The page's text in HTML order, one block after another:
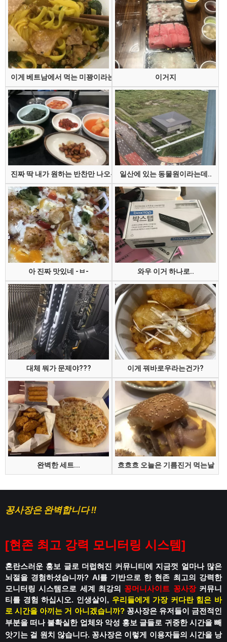
이게 베트남에서 먹는 미꽝이라는 건데 이거지
진짜 딱 내가 원하는 반찬만 나오는 집일산에 있는 동물원이라는데..
아 진짜 맛있네 -ㅂ- 와우 이거 하나로..
대체 뭐가 문제야??? 이게 꿔바로우라는건가?
완벽한 세트... 흐흐흐 오늘은 기름진거 먹는날
꽁사장은 완벽합니다 !!
[현존 최고 강력 모니터링 시스템]
혼란스러운 홍보 글로 더럽혀진 커뮤니티에 지금껏 얼마나 많은
뇌절을 경험하셨습니까? AI를 기반으로 한 현존 최고의 강력한
모니터링 시스템으로 세계 최강의 꽁머니사이트 꽁사장커뮤니
티를 경험 하십시오. 인생살이, 우리들에게 가장 커다란 힘은 바
로 시간을 아끼는 거 아니겠습니까? 꽁사장은 유저들이 금전적인
부분을 떠나 불확실한 업체와 악성 홍보 글들로 귀중한 시간을 빼
앗기는 걸 원치 않습니다. 꽁사장은 이렇게 이용자들의 시간을 낭